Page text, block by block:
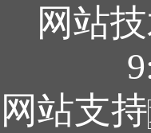
网站
网站支持